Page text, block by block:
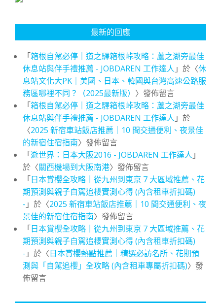
最新的回應
「箱根自駕必停｜道之驛箱根峠攻略：蘆之湖旁最佳
休息站與伴手禮推薦 - JOBDAREN 工作達人 」於〈休
息站文化大PK｜美國、日本、韓國與台灣高速公路服
務區哪裡不同？（2025最新版） 〉發佈留言
「箱根自駕必停｜道之驛箱根峠攻略：蘆之湖旁最佳
休息站與伴手禮推薦 - JOBDAREN 工作達人 」於
〈2025 新宿車站飯店推薦｜10 間交通便利、夜景佳
的新宿住宿指南〉發佈留言
「遊世界：日本大阪2016 - JOBDAREN 工作達人 」
於〈關西機場到大阪南港〉發佈留言
「日本賞櫻全攻略｜從九州到東京 7 大區域推薦、花
期預測與親子自駕追櫻實測心得 (內含租車折扣碼)
- 」於〈2025 新宿車站飯店推薦｜10 間交通便利、夜
景佳的新宿住宿指南〉發佈留言
「日本賞櫻全攻略｜從九州到東京 7 大區域推薦、花
期預測與親子自駕追櫻實測心得 (內含租車折扣碼)
- 」於〈日本賞櫻熱點推薦｜精選必訪名所、花期預
測與「自駕追櫻」全攻略 (內含租車專屬折扣碼)〉發
佈留言